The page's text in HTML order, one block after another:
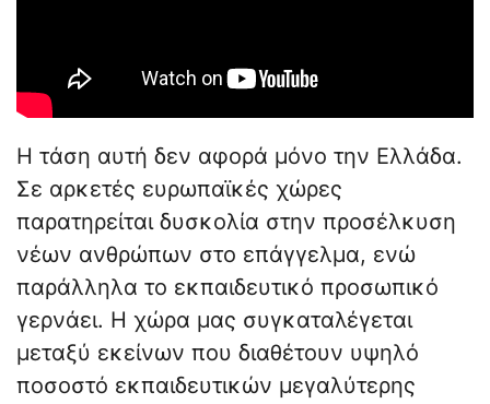
Η τάση αυτή δεν αφορά μόνο την Ελλάδα.
Σε αρκετές ευρωπαϊκές χώρες
παρατηρείται δυσκολία στην προσέλκυση
νέων ανθρώπων στο επάγγελμα, ενώ
παράλληλα το εκπαιδευτικό προσωπικό
γερνάει. Η χώρα μας συγκαταλέγεται
μεταξύ εκείνων που διαθέτουν υψηλό
ποσοστό εκπαιδευτικών μεγαλύτερης